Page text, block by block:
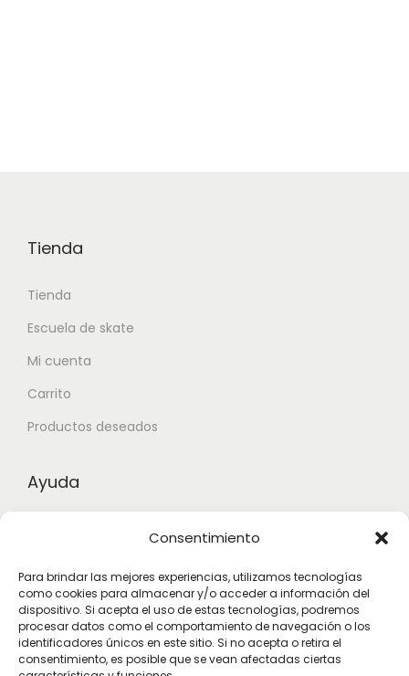
Consentimiento
Para brindar las mejores experiencias, utilizamos tecnologías
como cookies para almacenar y/o acceder a información del
dispositivo. Si acepta el uso de estas tecnologías, podremos
procesar datos como el comportamiento de navegación o los
identificadores únicos en este sitio. Si no acepta o retira el
consentimiento, es posible que se vean afectadas ciertas
Tienda
Tienda
Escuela de skate
Mi cuenta
Carrito
Productos deseados
Ayuda
Términos y condiciones
Suscribete